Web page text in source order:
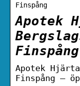
Finspång
Apotek
Apotek
Finspång –